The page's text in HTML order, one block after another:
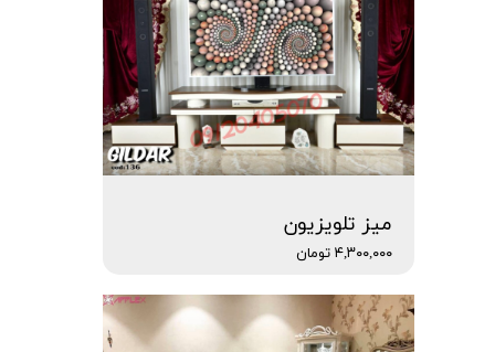
میز تلویزیون
۴,۳۰۰,۰۰۰ تومان